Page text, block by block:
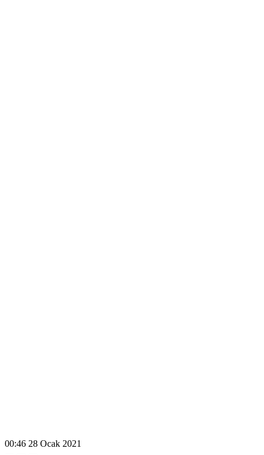
00:46 28 Ocak 2021